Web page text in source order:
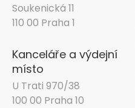
Soukenická 11
110 00 Praha 1
Kanceláře a výdejní
místo
U Trati 970/38
100 00 Praha 10